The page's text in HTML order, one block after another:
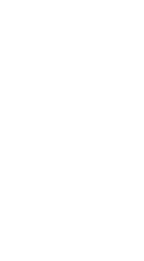
de luisteraars